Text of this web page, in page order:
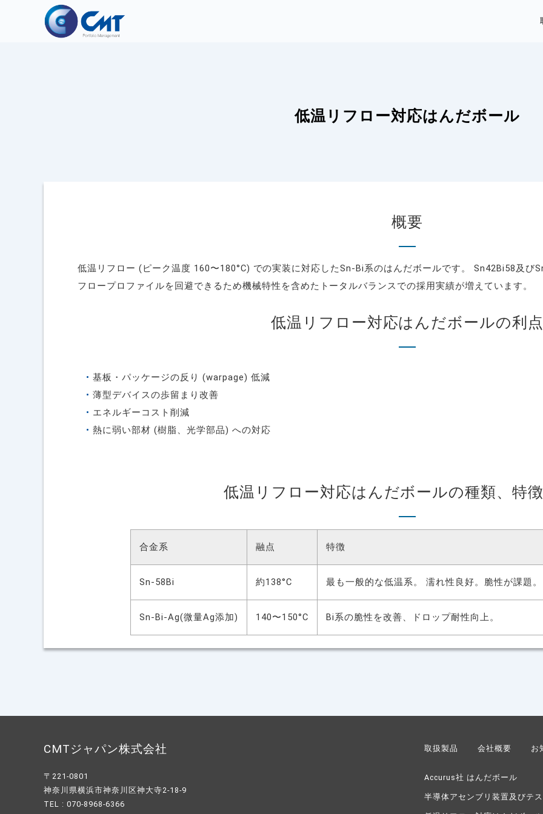
低温リフロー対応はんだボール
概要
低温リフロー (ピーク温度 160〜180°C) での実装に対応したSn-Bi系のはんだボールです。 Sn42Bi58及び
フロープロファイルを回避できるため機械特性を含めたトータルバランスでの採用実績が増えています。
低温リフロー対応はんだボールの利点
基板・パッケージの反り (warpage) 低減
薄型デバイスの歩留まり改善
エネルギーコスト削減
熱に弱い部材 (樹脂、光学部品) への対応
低温リフロー対応はんだボールの種類、特
合金系 融点 特徴
Sn-58Bi 約138°C 最も一般的な低温系。 濡れ性良好。脆性が課題。
Sn-Bi-Ag(微量Ag添加) 140〜150°C Bi系の脆性を改善、ドロップ耐性向上。
取扱製品 会社概要 お
Accurus社 はんだボール
半導体アセンブリ装置及びテ
CMTジャパン株式会社
〒221-0801
神奈川県横浜市神奈川区神大寺2-18-9
TEL : 070-8968-6366